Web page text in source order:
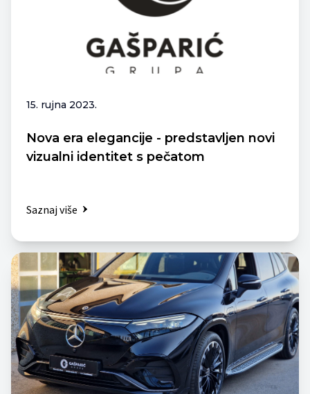
15. rujna 2023.
Nova era elegancije - predstavljen novi
vizualni identitet s pečatom
Saznaj više